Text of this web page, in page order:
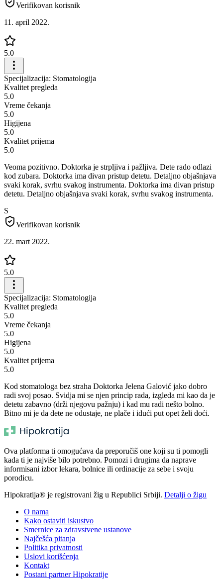
Verifikovan korisnik
11. april 2022.
5.0
Specijalizacija: Stomatologija
Kvalitet pregleda
5.0
Vreme čekanja
5.0
Higijena
5.0
Kvalitet prijema
5.0
Veoma pozitivno. Doktorka je strpljiva i pažljiva. Dete rado odlazi
kod zubara. Doktorka ima divan pristup detetu. Detaljno objašnjava
svaki korak, svrhu svakog instrumenta. Doktorka ima divan pristup
detetu. Detaljno objašnjava svaki korak, svrhu svakog instrumenta.
S
Verifikovan korisnik
22. mart 2022.
5.0
Specijalizacija: Stomatologija
Kvalitet pregleda
5.0
Vreme čekanja
5.0
Higijena
5.0
Kvalitet prijema
5.0
Kod stomatologa bez straha Doktorka Jelena Galović jako dobro
radi svoj posao. Svidja mi se njen princip rada, izgleda mi kao da je
detetu zabavno (drži njegovu pažnju) i kad mu radi nešto bolno.
Bitno mi je da dete ne odustaje, ne plače i idući put opet želi doći.
Ova platforma ti omogućava da preporučiš one koji su ti pomogli
kada ti je najviše bilo potrebno. Pomozi i drugima da naprave
informisani izbor lekara, bolnice ili ordinacije za sebe i svoju
porodicu.
Hipokratija® je registrovani žig u Republici Srbiji. Detalji o žigu
O nama
Kako ostaviti iskustvo
Smernice za zdravstvene ustanove
Najčešća pitanja
Politika privatnosti
Uslovi korišćenja
Kontakt
Postani partner Hipokratije